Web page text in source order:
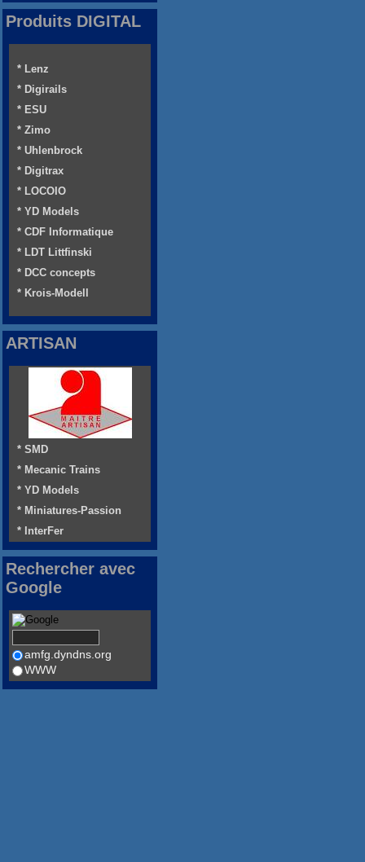
Produits DIGITAL
* Lenz
* Digirails
* ESU
* Zimo
* Uhlenbrock
* Digitrax
* LOCOIO
* YD Models
* CDF Informatique
* LDT Littfinski
* DCC concepts
* Krois-Modell
ARTISAN
* SMD
* Mecanic Trains
* YD Models
* Miniatures-Passion
* InterFer
Rechercher avec
Google
amfg.dyndns.org
WWW